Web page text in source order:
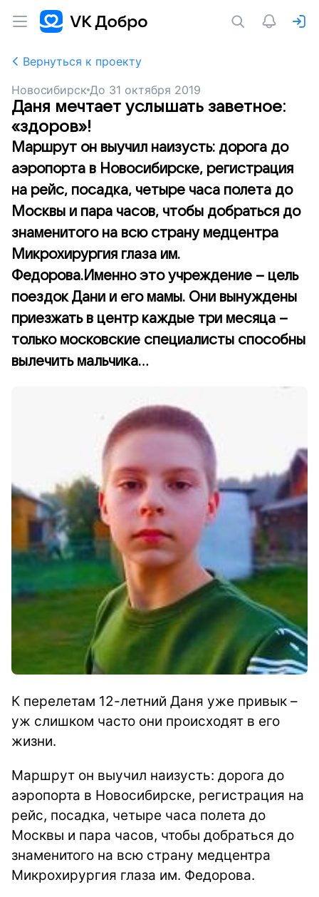
Вернуться к проекту
Новосибирск До 31 октября 2019
Даня мечтает услышать заветное:
«здоров»!
Маршрут он выучил наизусть: дорога до
аэропорта в Новосибирске, регистрация
на рейс, посадка, четыре часа полета до
Москвы и пара часов, чтобы добраться до
знаменитого на всю страну медцентра
Микрохирургия глаза им.
Федорова.Именно это учреждение – цель
поездок Дани и его мамы. Они вынуждены
приезжать в центр каждые три месяца –
только московские специалисты способны
вылечить мальчика...
К перелетам 12-летний Даня уже привык –
уж слишком часто они происходят в его
жизни.
Маршрут он выучил наизусть: дорога до
аэропорта в Новосибирске, регистрация на
рейс, посадка, четыре часа полета до
Москвы и пара часов, чтобы добраться до
знаменитого на всю страну медцентра
Микрохирургия глаза им. Федорова.